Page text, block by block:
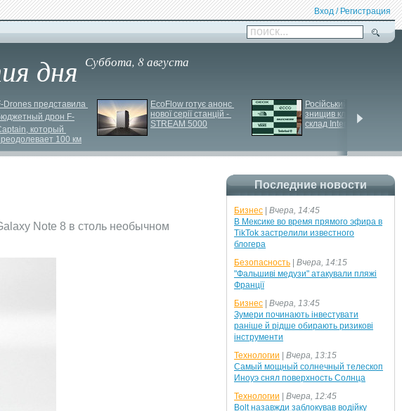
Вход / Регистрация
поиск...
дня Суббота, 8 августа
Drones представила
дрон F-
который
100 км
EcoFlow готує анонс
нової серії станцій -
STREAM 5000
Російський удар
знищив ключовий
склад Intertop Ukraine
Note 8 в столь необычном
Последние новости
Бизнес
Вчера, 14:45
В Мексике во время прямого эфира в
TikTok застрелили известного
блогера
Безопасность
Вчера, 14:15
"Фальшиві медузи" атакували пляжі
Франції
Бизнес
Вчера, 13:45
Зумери починають інвестувати
раніше й рідше обирають ризикові
інструменти
Технологии
Вчера, 13:15
Самый мощный солнечный телескоп
Иноуэ снял поверхность Солнца
Технологии
Вчера, 12:45
Bolt назавжди заблокував водійку